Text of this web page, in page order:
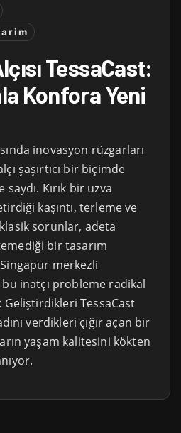
TessaCast:
Konfora Yeni
inovasyon rüzgarları
şaşırtıcı bir biçimde
Kırık bir uzva
kaşıntı, terleme ve
sorunlar, adeta
bir tasarım
merkezli
bu inatçı probleme radikal
Geliştirdikleri TessaCast
verdikleri çığır açan bir
yaşam kalitesini kökten